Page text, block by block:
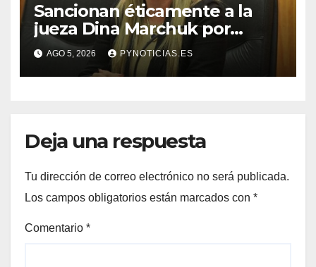
Sancionan éticamente a la
jueza Dina Marchuk por
publicar “Sin lloro”
AGO 5, 2026 PYNOTICIAS.ES
Deja una respuesta
Tu dirección de correo electrónico no será publicada.
Los campos obligatorios están marcados con *
Comentario *